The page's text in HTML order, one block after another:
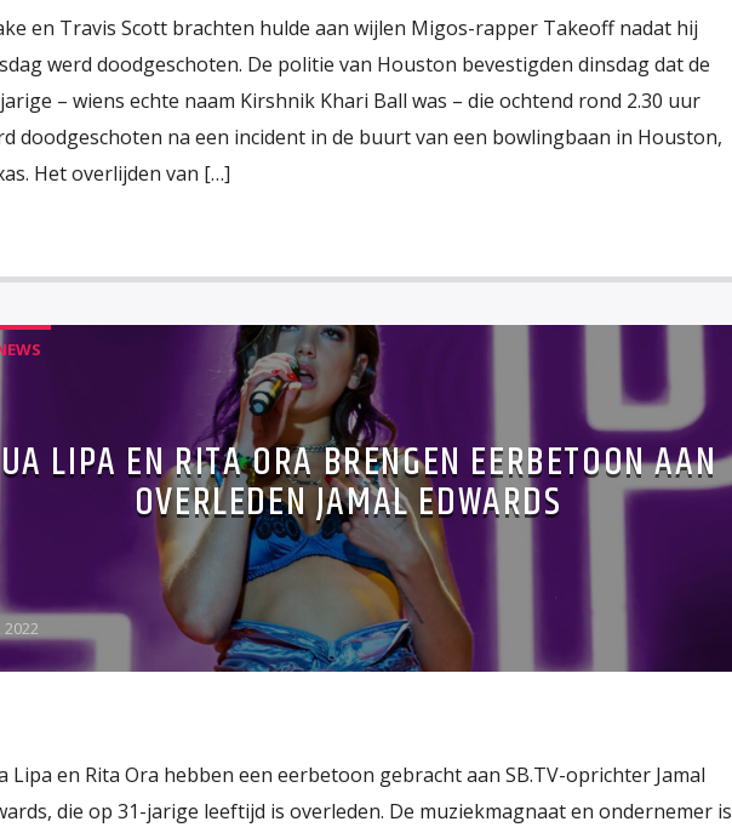
en Travis Scott brachten hulde aan wijlen Migos-rapper Takeoff nadat hij
werd doodgeschoten. De politie van Houston bevestigden dinsdag dat de
– wiens echte naam Kirshnik Khari Ball was – die ochtend rond 2.30 uur
doodgeschoten na een incident in de buurt van een bowlingbaan in Houston,
Het overlijden van […]
LIPA EN RITA ORA BRENGEN EERBETOON AAN
OVERLEDEN JAMAL EDWARDS
2022
Lipa en Rita Ora hebben een eerbetoon gebracht aan SB.TV-oprichter Jamal
die op 31-jarige leeftijd is overleden. De muziekmagnaat en ondernemer is